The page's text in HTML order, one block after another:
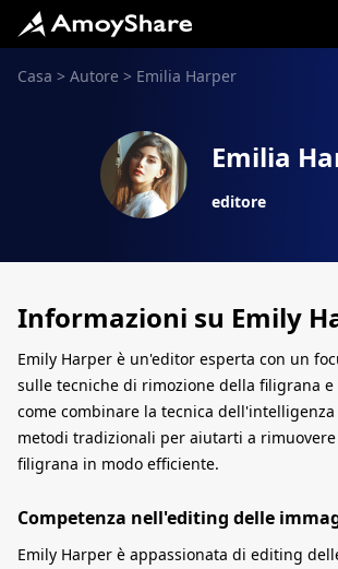
Emilia
editore
Casa > Autore > Emilia Harper
Informazioni su Emily
Emily Harper è un'editor esperta con un
sulle tecniche di rimozione della filigrana e
come combinare la tecnica
metodi tradizionali per aiutarti a rimuovere
filigrana in modo efficiente.
Competenza nell'editing delle
Emily Harper è appassionata di editing